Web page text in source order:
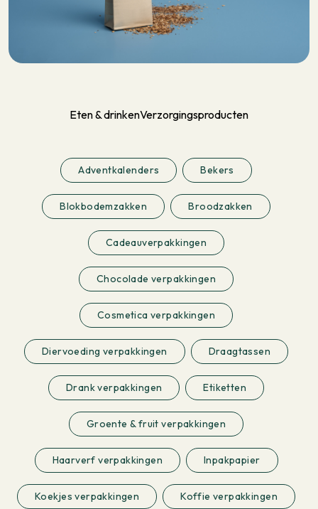
Eten & drinkenVerzorgingsproducten
Adventkalenders Bekers
Blokbodemzakken Broodzakken
Cadeauverpakkingen
Chocolade verpakkingen
Cosmetica verpakkingen
Diervoeding verpakkingen Draagtassen
Drank verpakkingen Etiketten
Groente & fruit verpakkingen
Haarverf verpakkingen Inpakpapier
Koekjes verpakkingen Koffie verpakkingen